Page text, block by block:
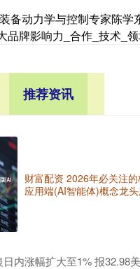
备动力学与控制专家陈学
品牌影响力_合作_技术_
推荐资讯
财富配资 2026年必关注
应用端(AI智能体)概念龙
内涨幅扩大至1% 报32.98